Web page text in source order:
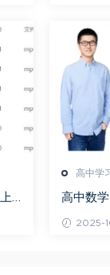
高中学
高中数
2025-